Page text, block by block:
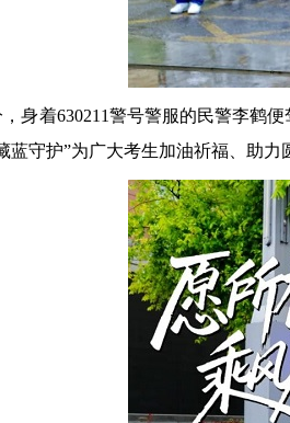
着630211警号警服的民警李鹤便
蓝守护”为广大考生加油祈福、助力